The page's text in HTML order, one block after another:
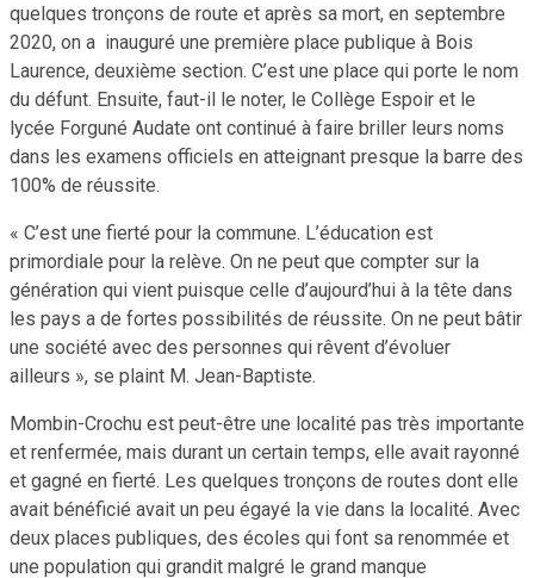
quelques tronçons de route et après sa mort, en septembre
2020, on a inauguré une première place publique à Bois
Laurence, deuxième section. C’est une place qui porte le nom
du défunt. Ensuite, faut-il le noter, le Collège Espoir et le
lycée Forguné Audate ont continué à faire briller leurs noms
dans les examens officiels en atteignant presque la barre des
100% de réussite.
« C’est une fierté pour la commune. L’éducation est
primordiale pour la relève. On ne peut que compter sur la
génération qui vient puisque celle d’aujourd’hui à la tête dans
les pays a de fortes possibilités de réussite. On ne peut bâtir
une société avec des personnes qui rêvent d’évoluer
ailleurs », se plaint M. Jean-Baptiste.
Mombin-Crochu est peut-être une localité pas très importante
et renfermée, mais durant un certain temps, elle avait rayonné
et gagné en fierté. Les quelques tronçons de routes dont elle
avait bénéficié avait un peu égayé la vie dans la localité. Avec
deux places publiques, des écoles qui font sa renommée et
une population qui grandit malgré le grand manque